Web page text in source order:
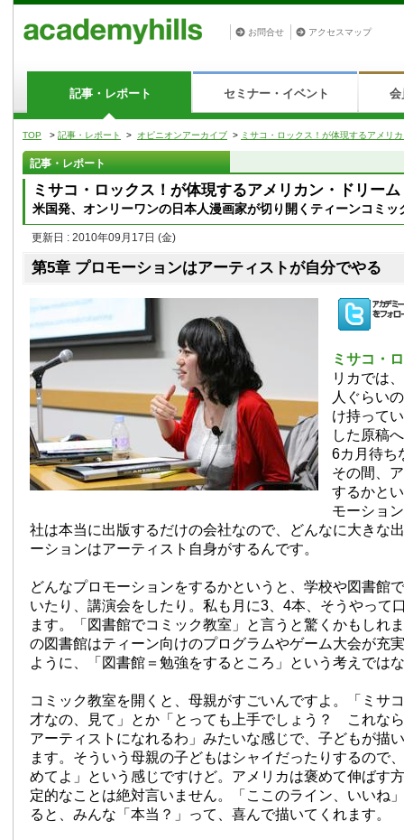
お問合せ アクセスマップ
記事・レポート セミナー・イベント 会
TOP > 記事・レポート > オピニオンアーカイブ > ミサコ・ロックス！が体現するアメリ
記事・レポート
ミサコ・ロックス！が体現するアメリカン・ドリーム
米国発、オンリーワンの日本人漫画家が切り開くティーンコミッ
更新日 : 2010年09月17日 (金)
第5章 プロモーションはアーティストが自分でやる
ミサコ・
リカでは
人ぐらい
け持って
した原稿
6カ月待ち
その間、
するかと
モーショ
社は本当に出版するだけの会社なので、どんなに大きな
ーションはアーティスト自身がするんです。
どんなプロモーションをするかというと、学校や図書館
いたり、講演会をしたり。私も月に3、4本、そうやって
ます。「図書館でコミック教室」と言うと驚くかもしれ
の図書館はティーン向けのプログラムやゲーム大会が充
ように、「図書館＝勉強をするところ」という考えでは
コミック教室を開くと、母親がすごいんですよ。「ミサ
才なの、見て」とか「とっても上手でしょう？ これな
アーティストになれるわ」みたいな感じで、子どもが描
ます。そういう母親の子どもはシャイだったりするので
めてよ」という感じですけど。アメリカは褒めて伸ばす
定的なことは絶対言いません。「ここのライン、いいね
ると、みんな「本当？」って、喜んで描いてくれます。